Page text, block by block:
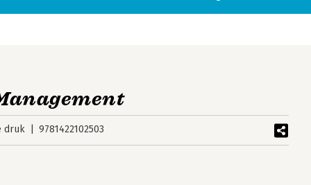
druk 9781422102503
Personen